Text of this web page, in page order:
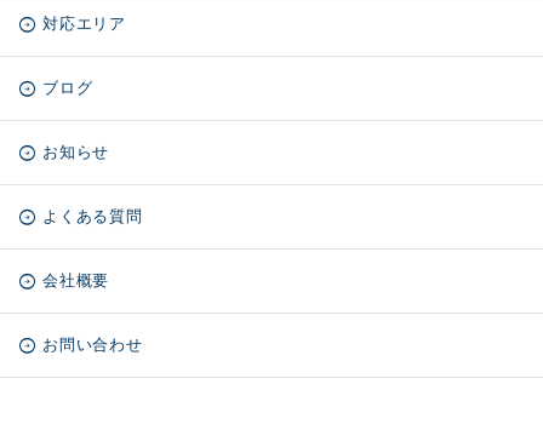
対応エリア
ブログ
お知らせ
よくある質問
会社概要
お問い合わせ